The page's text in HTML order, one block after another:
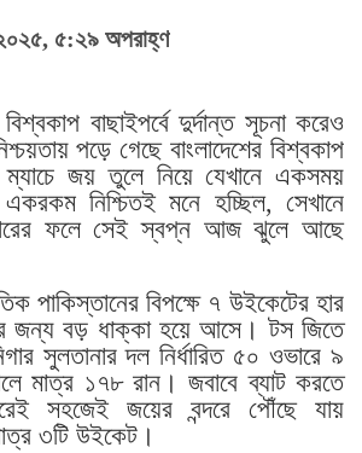
৫:২৯ অপরাহ্ণ
বাছাইপর্বে দুর্দান্ত সূচনা করেও
পড়ে গেছে বাংলাদেশের বিশ্বকাপ
ম্যাচে জয় তুলে নিয়ে যেখানে একসময়
একরকম নিশ্চিতই মনে হচ্ছিল, সেখানে
ফলে সেই স্বপ্ন আজ ঝুলে আছে
পাকিস্তানের বিপক্ষে ৭ উইকেটের হার
জন্য বড় ধাক্কা হয়ে আসে। টস জিতে
সুলতানার দল নির্ধারিত ৫০ ওভারে ৯
মাত্র ১৭৮ রান। জবাবে ব্যাট করতে
সহজেই জয়ের বন্দরে পৌঁছে যায়
৩টি উইকেট।